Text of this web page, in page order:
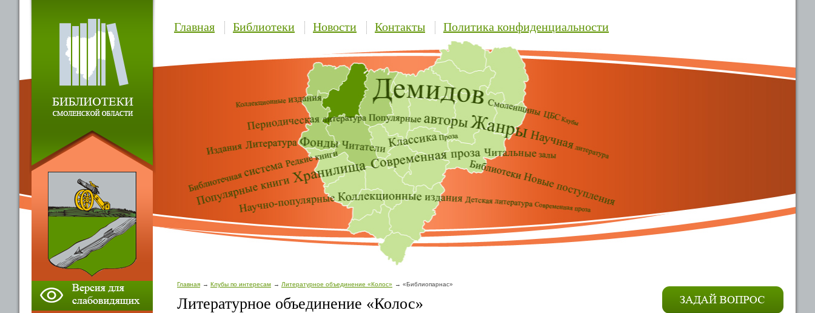
Главная Библиотеки Новости Контакты Политика конфиденциальности
Главная Клубы по интересам Литературное объединение «Колос» «Библиопарнас»
Литературное объединение «Колос»